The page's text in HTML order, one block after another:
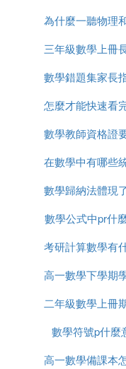
但如何在實際教學
動經驗，仍值得研
一、在操作活動中
「基本活動經驗是
留下的、具有個體
的，也可以是經過
動中，學生通過外
的直接價值並不是
性認識。例如，在
的頂點重合並依次
角，從而得出直觀
度。這個過程，學
的操作活動讓他獲
麼
為什麼一聽物理
就犯困
三年級數學上冊
樣子
數學錯題集家長
見怎麼寫
怎麼才能快速看
書
數學教師資格證
些
在數學中有哪些
圖片
數學歸納法體現
數學思想
數學公式中pr什
考研計算數學有
程
高一數學下學期
什麼
二年級數學上冊
結怎麼寫
數學符號p什麼
高一數學備課本